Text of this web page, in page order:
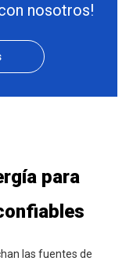
nosotros!
para
las fuentes de